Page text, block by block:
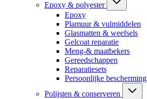
Epoxy & polyester
Epoxy
Plamuur & vulmiddelen
Glasmatten & weefsels
Gelcoat reparatie
Meng-& maatbekers
Gereedschappen
Reparatiesets
Persoonlijke bescherming
Polijsten & conserveren